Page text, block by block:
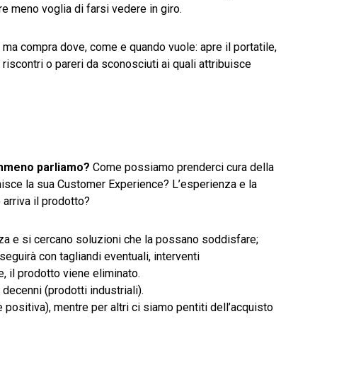
meno voglia di farsi vedere in giro.
compra dove, come e quando vuole: apre il portatile,
o pareri da sconosciuti ai quali attribuisce
parliamo? Come possiamo prenderci cura della
la sua Customer Experience? L’esperienza e la
il prodotto?
e si cercano soluzioni che la possano soddisfare;
con tagliandi eventuali, interventi
il prodotto viene eliminato.
(prodotti industriali).
mentre per altri ci siamo pentiti dell’acquisto